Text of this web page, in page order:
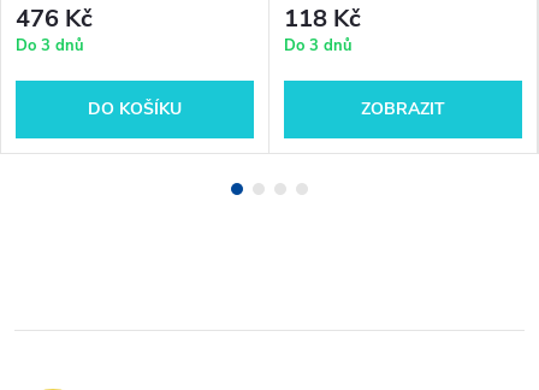
476 Kč
Do 3 dnů
DO KOŠÍKU
118 Kč
Do 3 dnů
ZOBRAZIT